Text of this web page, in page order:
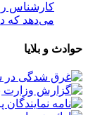
کارشناس
می‌دهد که
حوادث و بلایا